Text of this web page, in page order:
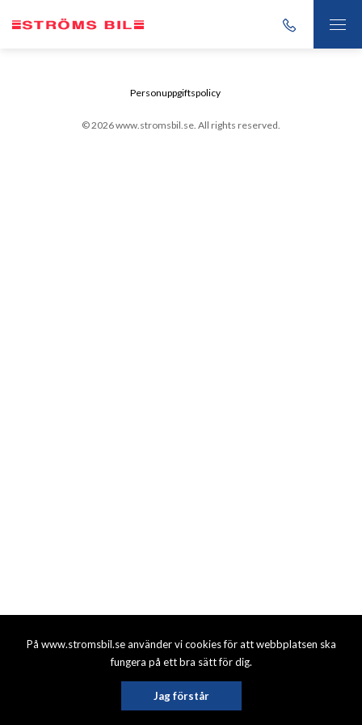
På www.stromsbil.se använder vi cookies för att webbplatsen ska
fungera på ett bra sätt för dig.
Jag förstår
© 2026 www.stromsbil.se. All rights reserved.
Personuppgiftspolicy